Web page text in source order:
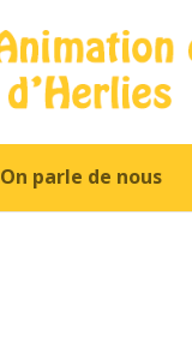
On parle de nous